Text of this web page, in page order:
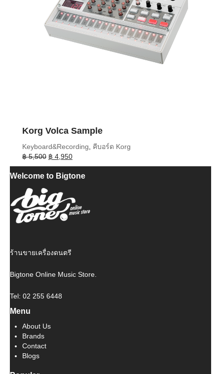
Korg Volca Sample
Keyboard&Recording
คีบอร์ด Korg
฿5,500 Original
price
was:
฿ 4,950Current
price
is:
Welcome to Bigtone
ร้านขายเครื่องดนตรี
Bigtone Online Music Store.
Tel: 02 255 6448
Menu
About Us
Brands
Contact
Blogs